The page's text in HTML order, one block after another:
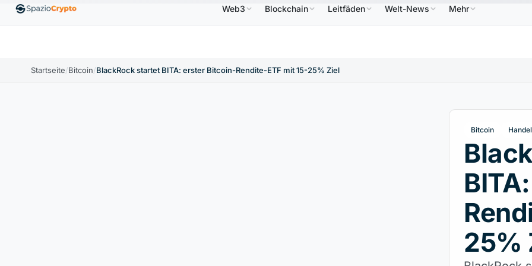
↑1.10% EthereumETH1.880,58 $ ↑0.00% BNB BNB586,64 $↑2.10% USDCUSDC 0,9995 $↑0.00% XRP XRP1,09 $↑2.30%
Web3 Blockchain Leitfäden Welt-News Mehr
Startseite/Bitcoin/BlackRock startet BITA: erster Bitcoin-Rendite-ETF mit 15-25% Ziel
Bitcoin Handel
25%